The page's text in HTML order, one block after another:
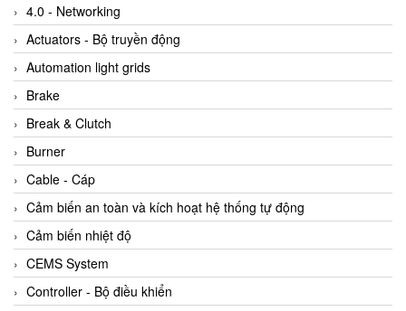
4.0 - Networking
Actuators - Bộ truyền động
Automation light grids
Brake
Break & Clutch
Burner
Cable - Cáp
Cảm biến an toàn và kích hoạt hệ thống tự động
Cảm biến nhiệt độ
CEMS System
Controller - Bộ điều khiển